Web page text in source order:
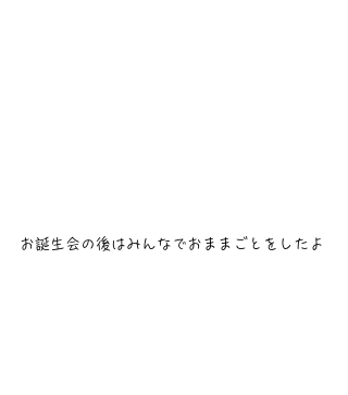
お誕生会の後はみんなでおままごとをしたよ